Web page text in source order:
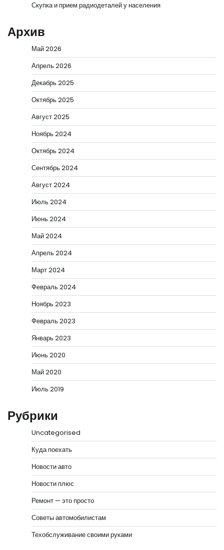
Скупка и прием радиодеталей у населения
Архив
Май 2026
Апрель 2026
Декабрь 2025
Октябрь 2025
Август 2025
Ноябрь 2024
Октябрь 2024
Сентябрь 2024
Август 2024
Июль 2024
Июнь 2024
Май 2024
Апрель 2024
Март 2024
Февраль 2024
Ноябрь 2023
Февраль 2023
Январь 2023
Июнь 2020
Май 2020
Июль 2019
Рубрики
Uncategorised
Куда поехать
Новости авто
Новости плюс
Ремонт — это просто
Советы автомобилистам
Техобслуживание своими руками